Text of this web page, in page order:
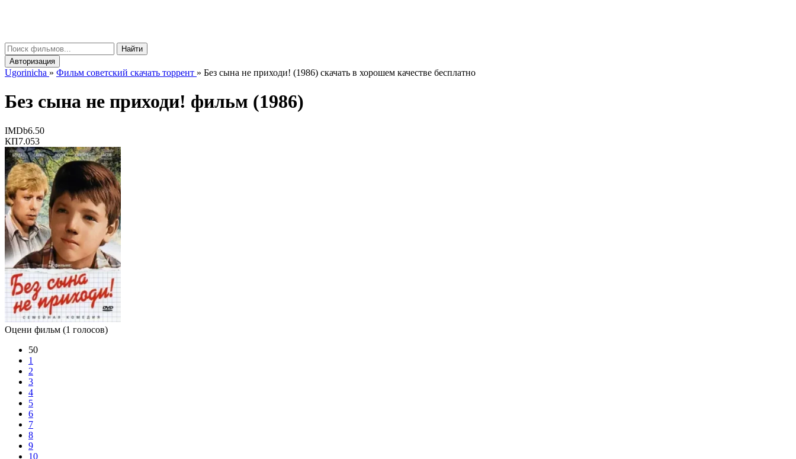
Найти
Авторизация
Ugorinicha » Фильм советский скачать торрент » Без сына не приходи! (1986) скачать в хорошем качестве бесплатно
Без сына не приходи! фильм (1986)
IMDb6.50
КП7.053
Оцени фильм (1 голосов)
50
1
2
3
4
5
6
7
8
9
10